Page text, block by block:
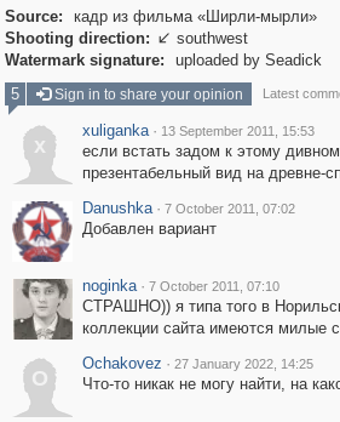
Source:
кадр из фильма «Ширли-мырли»
Shooting direction:  southwest
Watermark signature:
uploaded by Seadick
5
Sign in to share your opinion Latest
x
xuliganka · 13 September 2011, 15:53
если встать задом к этому
презентабельный вид на древне-
Danushka · 7 October 2011, 07:02
Добавлен вариант
noginka · 7 October 2011, 07:10
СТРАШНО)) я типа того в
коллекции сайта имеются милые
O
Ochakovez · 27 January 2022, 14:25
Что-то никак не могу найти, на